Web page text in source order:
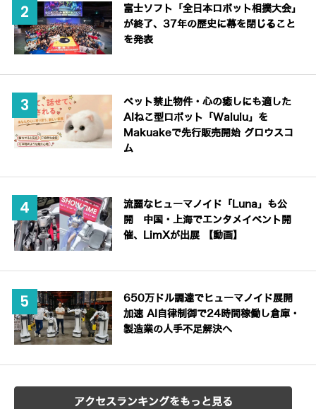
富士ソフト「全日本ロボット相撲大会」
が終了、37年の歴史に幕を閉じること
を発表
ペット禁止物件・心の癒しにも適した
AIねこ型ロボット「Walulu」を
Makuakeで先行販売開始 グロウスコ
ム
流麗なヒューマノイド「Luna」も公
開 中国・上海でエンタメイベント開
催、LimXが出展 【動画】
650万ドル調達でヒューマノイド展開
加速 AI自律制御で24時間稼働し倉庫・
製造業の人手不足解決へ
アクセスランキングをもっと見る